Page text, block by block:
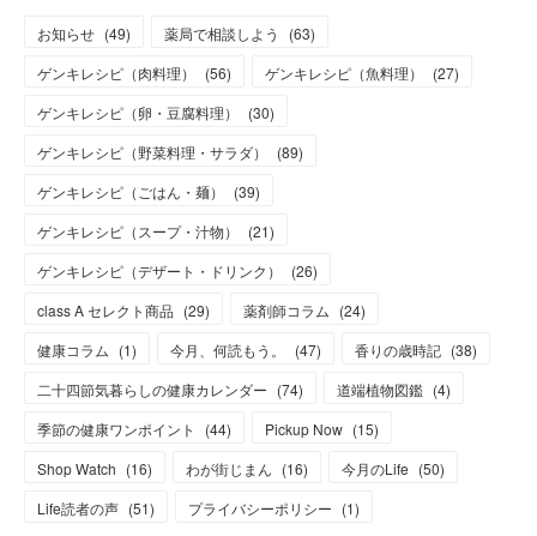
お知らせ (49) 薬局で相談しよう (63)
ゲンキレシピ（肉料理）
(56) ゲンキレシピ（魚料理） (27)
ゲンキレシピ（卵・豆腐料理）
(30)
ゲンキレシピ（野菜料理・サラダ）
(89)
ゲンキレシピ（ごはん・麺）
(39)
ゲンキレシピ（スープ・汁物）
(21)
ゲンキレシピ（デザート・ドリンク）
(26)
class A セレクト商品 (29) 薬剤師コラム (24)
健康コラム (1) 今月、何読もう。 (47) 香りの歳時記 (38)
二十四節気暮らしの健康カレンダー (74) 道端植物図鑑 (4)
季節の健康ワンポイント
(44) Pickup Now (15)
Shop Watch (16) わが街じまん (16) 今月のLife (50)
Life読者の声 (51) プライバシーポリシー (1)